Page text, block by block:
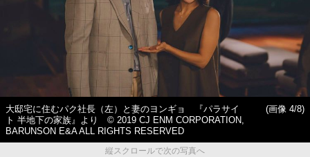
大邸宅に住むパク社長（左）と妻のヨンギョ 『パラサイ
ト 半地下の家族』より © 2019 CJ ENM CORPORATION,
BARUNSON E&A ALL RIGHTS RESERVED
(画像 4/8)
縦スクロールで次の写真へ